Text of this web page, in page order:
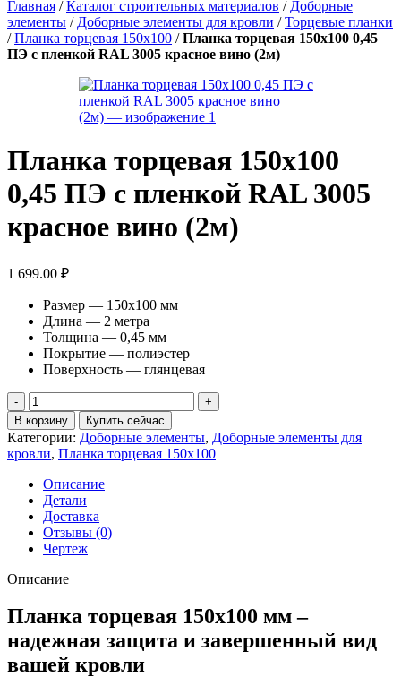
Главная /Каталог строительных материалов / Доборные
элементы / Доборные элементы для кровли /Торцевые планки
/Планка торцевая 150х100 /Планка торцевая 150х100 0,45
ПЭ с пленкой RAL 3005 красное вино (2м)
Планка торцевая 150х100
0,45 ПЭ с пленкой RAL 3005
красное вино (2м)
1 699.00 ₽
Размер — 150х100 мм
Длина — 2 метра
Толщина — 0,45 мм
Покрытие — полиэстер
Поверхность — глянцевая
Количество
товара
Планка
торцевая
150х100
0,45
ПЭ
с
пленкой
RAL
3005
красное
В корзину Купить сейчас
Категории: Доборные элементы, Доборные элементы для
кровли, Планка торцевая 150х100
Описание
Детали
Доставка
Отзывы (0)
Чертеж
Описание
Планка торцевая 150х100 мм –
надежная защита и завершенный вид
вашей кровли